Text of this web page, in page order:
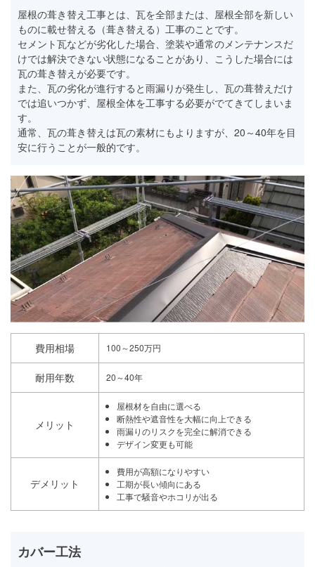
屋根の葺き替え工事とは、瓦を全部または、屋根全部を新しい
ものに載せ替える（葺き替える）工事のことです。
セメント瓦などが劣化した場合、塗装や通常のメンテナンスだ
けでは解決できない状態になることがあり、こうした場合には
瓦の葺き替えが必要です。
また、瓦の劣化が進行すると雨漏りが発生し、瓦の葺替えだけ
では追いつかず、屋根全体を工事する必要がでてきてしまいま
す。
通常、瓦の葺き替えは瓦の素材にもよりますが、20～40年を目
安に行うことが一般的です。
費用相場 100～250万円
耐用年数 20～40年
メリット
屋根材を自由に選べる
断熱性や遮音性を大幅に向上できる
雨漏りのリスクを完全に解消できる
デザイン変更も可能
デメリット
費用が高額になりやすい
工期が長い傾向にある
工事で騒音やホコリが出る
カバー工法